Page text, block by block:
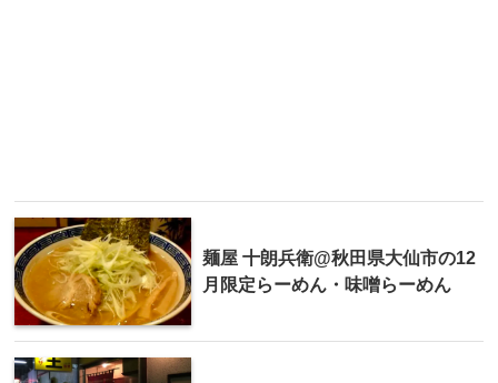
麺屋 十朗兵衛@秋田県大仙市の12
月限定らーめん・味噌らーめん